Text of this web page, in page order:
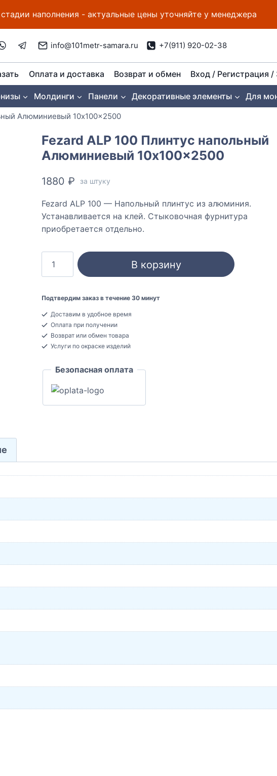
наполнения - актуальные цены уточняйте у менеджера
info@101metr-samara.ru +7(911) 920-02-38
Оплата и доставка Возврат и обмен Вход / Регистрация /
Молдинги Панели Декоративные элементы Для
Алюминиевый 10x100x2500
Fezard ALP 100 Плинтус напольный
Алюминиевый 10x100x2500
1880 ₽ за штуку
Fezard ALP 100 — Напольный плинтус из алюминия.
Устанавливается на клей. Стыковочная фурнитура
приобретается отдельно.
Количество
товара
ALP
Плинтус
напольный
Алюминиевый
В корзину
Подтвердим заказ в течение 30 минут
Доставим в удобное время
Оплата при получении
Возврат или обмен товара
Услуги по окраске изделий
Безопасная оплата